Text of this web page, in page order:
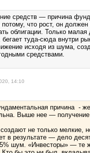
средств — причина
что рост, он
облигации. Только
бегает туда-сюда внутри
исходя из шума,
средствами.
14:10
причина -
Выше нее — получение
не только мелкие,
в результате — дело
шум. «Инвесторы» — те